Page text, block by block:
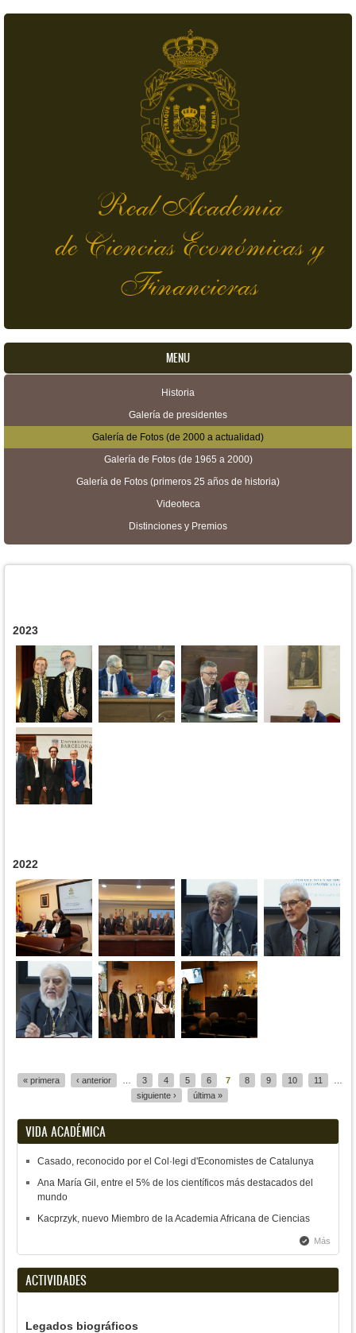
Real Academia
de Ciencias Económicas y
Financieras
MENU
Historia
Galería de presidentes
Galería de Fotos (de 2000 a actualidad)
Galería de Fotos (de 1965 a 2000)
Galería de Fotos (primeros 25 años de historia)
Videoteca
Distinciones y Premios
2023
2022
« primera ‹ anterior 3 4 5 6 7 8 9 10 11
siguiente ›
última »
VIDA ACADÉMICA
Casado, reconocido por el Col·legi d'Economistes de Catalunya
Ana María Gil, entre el 5% de los científicos más destacados del
mundo
Kacprzyk, nuevo Miembro de la Academia Africana de Ciencias
Más
ACTIVIDADES
Legados biográficos